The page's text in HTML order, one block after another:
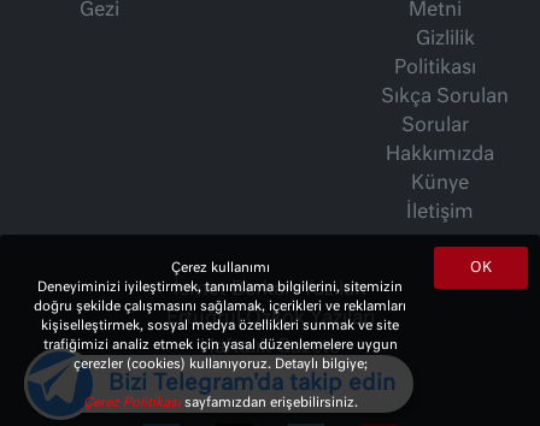
Gezi
Metni
Gizlilik
Politikası
Sıkça Sorulan
Sorular
Hakkımızda
Künye
İletişim
İsmet Berkan Yazıları
Ertuğrul Özkök Yazıları
Haftalık Gazete
OK
Çerez kullanımı
Deneyiminizi iyileştirmek, tanımlama bilgilerini, sitemizin
doğru şekilde çalışmasını sağlamak, içerikleri ve reklamları
kişiselleştirmek, sosyal medya özellikleri sunmak ve site
trafiğimizi analiz etmek için yasal düzenlemelere uygun
çerezler (cookies) kullanıyoruz. Detaylı bilgiye;
Çerez Politikasısayfamızdan erişebilirsiniz.
Bizi Telegram'da takip edin